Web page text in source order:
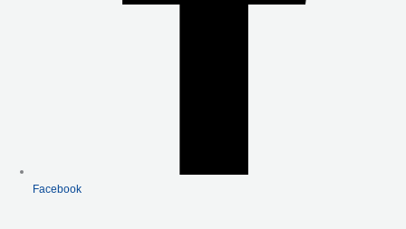
Facebook